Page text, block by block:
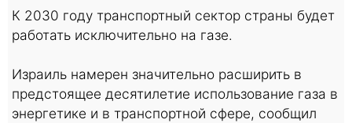
К 2030 году транспортный сектор страны будет
работать исключительно на газе.
Израиль намерен значительно расширить в
предстоящее десятилетие использование газа в
энергетике и в транспортной сфере, сообщил